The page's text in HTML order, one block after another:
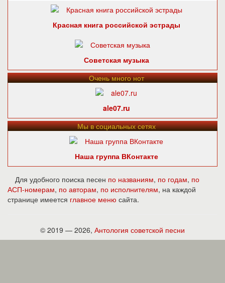
Красная книга российской эстрады
Советская музыка
Очень много нот
ale07.ru
Мы в социальных сетях
Наша группа ВКонтакте
Для удобного поиска песен по названиям, по годам, по
АСП-номерам, по авторам, по исполнителям, на каждой
странице имеется главное меню сайта.
© 2019 — 2026, Антология советской песни